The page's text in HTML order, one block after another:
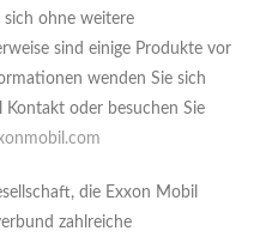
ohne weitere
sind einige Produkte vor
wenden Sie sich
oder besuchen Sie
die Exxon Mobil
zahlreiche